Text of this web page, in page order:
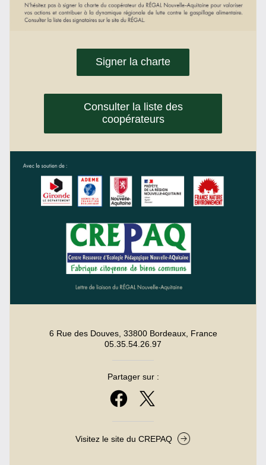
Signer la charte
Consulter la liste des
coopérateurs
6 Rue des Douves, 33800 Bordeaux, France
05.35.54.26.97
Partager sur :
Visitez le site du CREPAQ